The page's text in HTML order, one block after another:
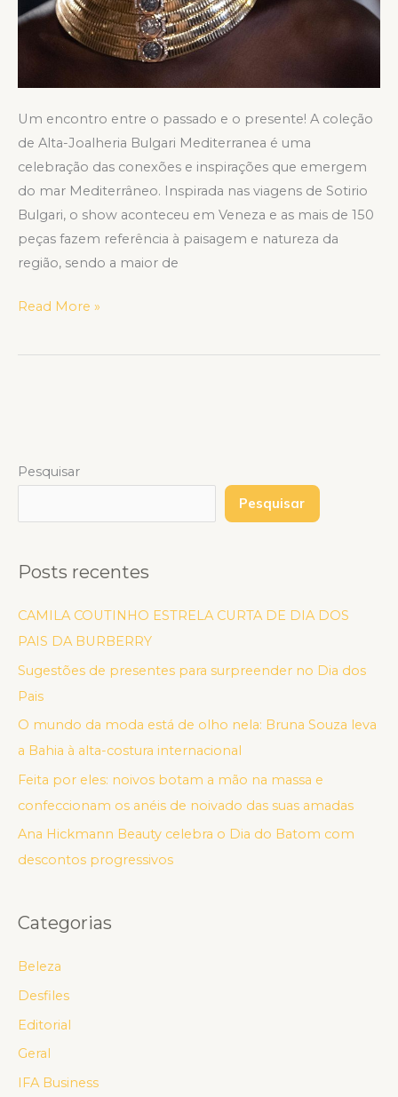
Um encontro entre o passado e o presente! A coleção
de Alta-Joalheria Bulgari Mediterranea é uma
celebração das conexões e inspirações que emergem
do mar Mediterrâneo. Inspirada nas viagens de Sotirio
Bulgari, o show aconteceu em Veneza e as mais de 150
peças fazem referência à paisagem e natureza da
região, sendo a maior de
Read More »
Pesquisar
Pesquisar
Posts recentes
CAMILA COUTINHO ESTRELA CURTA DE DIA DOS
PAIS DA BURBERRY
Sugestões de presentes para surpreender no Dia dos
Pais
O mundo da moda está de olho nela: Bruna Souza leva
a Bahia à alta-costura internacional
Feita por eles: noivos botam a mão na massa e
confeccionam os anéis de noivado das suas amadas
Ana Hickmann Beauty celebra o Dia do Batom com
descontos progressivos
Categorias
Beleza
Desfiles
Editorial
Geral
IFA Business